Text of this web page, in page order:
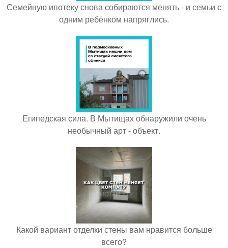
Семейную ипотеку снова собираются менять - и семьи с
одним ребёнком напряглись.
Египедская сила. В Мытищах обнаружили очень
необычный арт - объект.
Какой вариант отделки стены вам нравится больше
всего?